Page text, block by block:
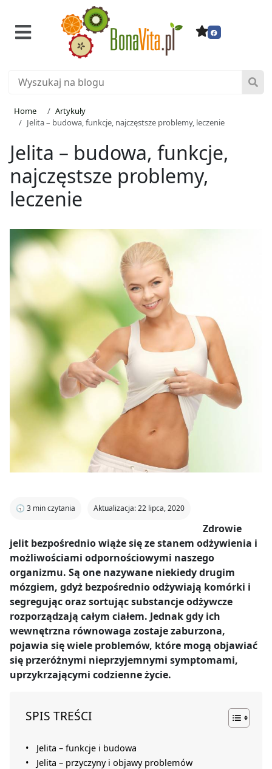
Home
Artykuły
Jelita – budowa, funkcje, najczęstsze problemy, leczenie
Jelita – budowa, funkcje,
najczęstsze problemy,
leczenie
🕣 3 min czytania Aktualizacja: 22 lipca, 2020
Zdrowie
jelit bezpośrednio wiąże się ze stanem odżywienia i
możliwościami odpornościowymi naszego
organizmu. Są one nazywane niekiedy drugim
mózgiem, gdyż bezpośrednio odżywiają komórki i
segregując oraz sortując substancje odżywcze
rozporządzają całym ciałem. Jednak gdy ich
wewnętrzna równowaga zostaje zaburzona,
pojawia się wiele problemów, które mogą objawiać
się przeróżnymi nieprzyjemnymi symptomami,
uprzykrzającymi codzienne życie.
SPIS TREŚCI
Jelita – funkcje i budowa
Jelita – przyczyny i objawy problemów